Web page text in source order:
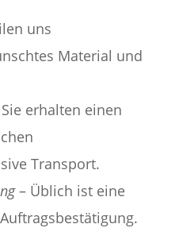
uns
Material und
erhalten einen
Transport.
– Üblich ist eine